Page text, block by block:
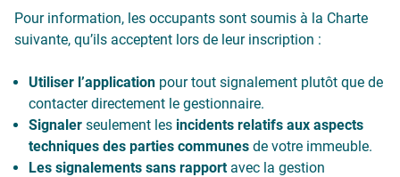
Pour information, les occupants sont soumis à la Charte
suivante, qu’ils acceptent lors de leur inscription :
Utiliser l’application pour tout signalement plutôt que de
contacter directement le gestionnaire.
Signaler seulement les incidents relatifs aux aspects
techniques des parties communes de votre immeuble.
Les signalements sans rapportavec la gestion